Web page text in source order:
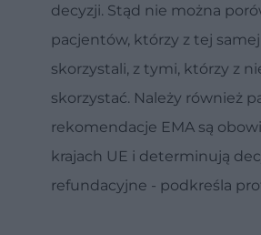
decyzji. Stąd nie można
pacjentów, którzy z tej
skorzystali, z tymi, którzy z
skorzystać. Należy również
rekomendacje EMA są
krajach UE i determinują
refundacyjne - podkreśla